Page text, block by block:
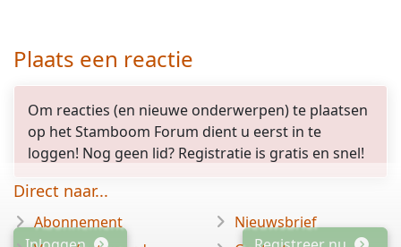
Plaats een reactie
Om reacties (en nieuwe onderwerpen) te plaatsen
op het Stamboom Forum dient u eerst in te
loggen! Nog geen lid? Registratie is gratis en snel!
Direct naar...
Abonnement
Nieuwsbrief